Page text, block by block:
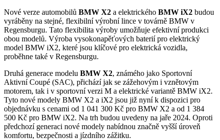
Nové verze automobilů BMW X2 a elektrického BMW iX2 budou
vyráběny na stejné, flexibilní výrobní lince v továrně BMW v
Regensburgu. Tato flexibilita výroby umožňuje efektivní produkci
obou modelů. Výroba vysokonapěťových baterií pro elektrický
model BMW iX2, které jsou klíčové pro elektrická vozidla,
proběhne také v Regensburgu.
Druhá generace modelu BMW X2, známého jako Sportovní
Aktivní Coupé (SAC), přichází jak se zážehovým i vznětovým
motorem, tak i v sportovní verzi M a elektrické variantě BMW iX2.
Tyto nové modely BMW X2 a iX2 jsou již nyní k dispozici pro
objednávku s cenami od 1 041 300 Kč pro BMW X2 a od 1 384
500 Kč pro BMW iX2. Na trh budou uvedeny na jaře 2024. Oproti
předchozí generaci nové modely nabídnou značně vyšší úroveň
komfortu, bezpečnosti a jízdního zážitku.